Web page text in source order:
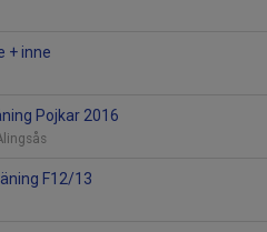
+ inne
Pojkar 2016
F12/13